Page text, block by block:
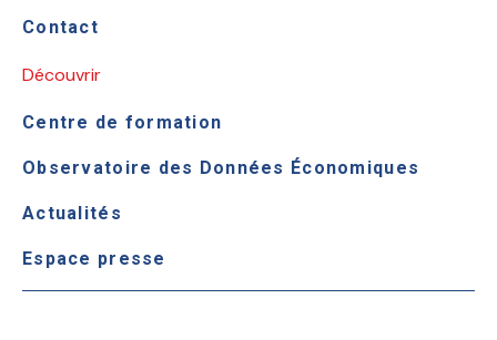
Contact
Découvrir
Centre de formation
Observatoire des Données Économiques
Actualités
Espace presse